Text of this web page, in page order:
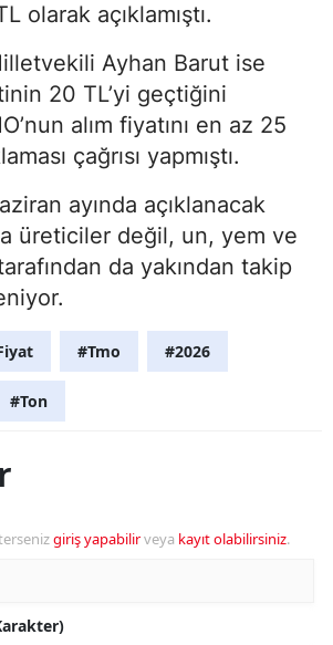
olarak açıklamıştı.
Ayhan Barut ise
20 TL’yi geçtiğini
alım fiyatını en az 25
çağrısı yapmıştı.
ayında açıklanacak
üreticiler değil, un, yem ve
da yakından takip
#Tmo #2026
#Ton
giriş yapabilirveya kayıt olabilirsiniz.